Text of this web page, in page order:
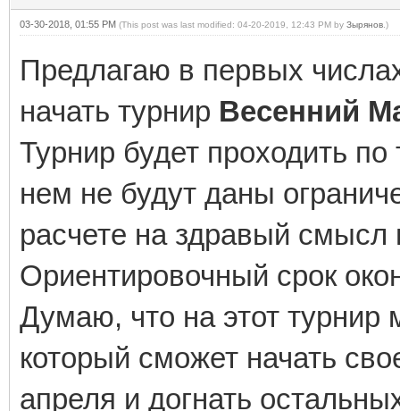
03-30-2018, 01:55 PM (This post was last modified: 04-20-2019, 12:43 PM by Зырянов .)
Предлагаю в первых
начать турнир Весенний
Турнир будет проходить
нем не будут даны
расчете на здравый смысл
Ориентировочный срок
Думаю, что на этот турнир
который сможет начать
апреля и догнать